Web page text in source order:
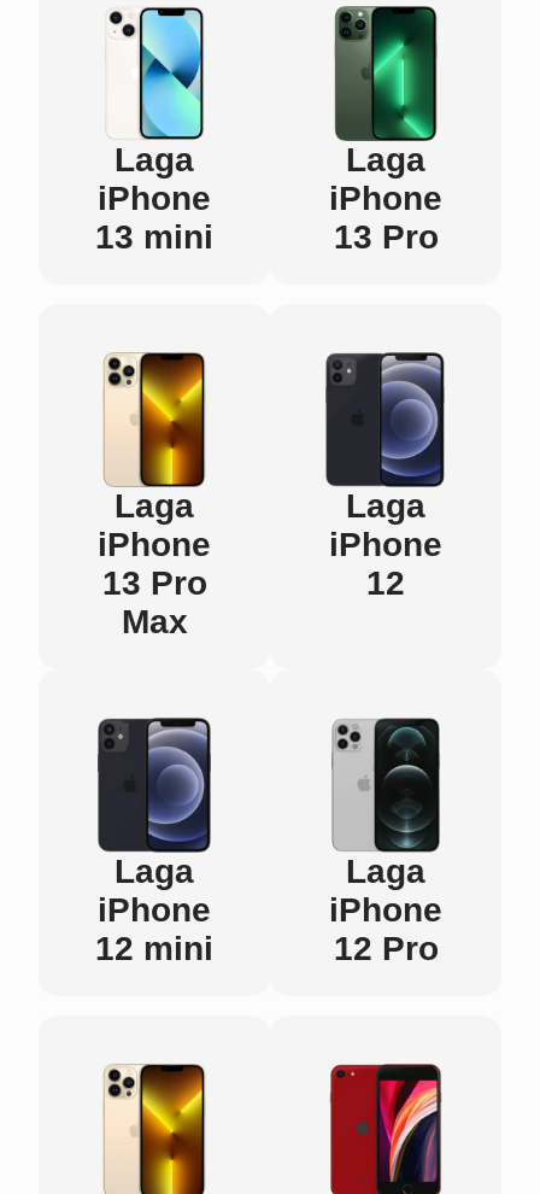
Laga
iPhone
13 mini
Laga
iPhone
13 Pro
Laga
iPhone
13 Pro
Max
Laga
iPhone
12
Laga
iPhone
12 mini
Laga
iPhone
12 Pro